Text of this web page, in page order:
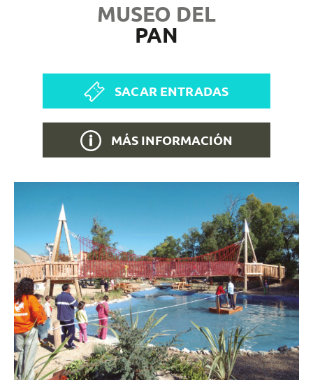
MUSEO DEL
PAN
SACAR ENTRADAS
MÁS INFORMACIÓN